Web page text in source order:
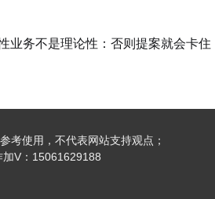
业务不是理论性：否则提案就会卡住
考使用，不代表网站支持观点；
V：15061629188